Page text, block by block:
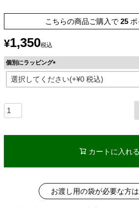
こちらの商品ご購入で 25
¥1,350税込
個別にラッピング
(
必
カートに入れる
お渡し用の袋が必要な方